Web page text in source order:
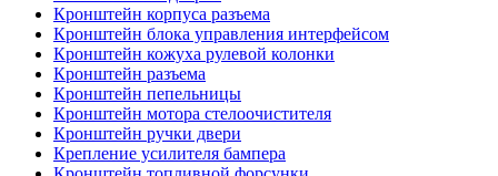
Кронштейн корпуса разъема
Кронштейн блока управления интерфейсом
Кронштейн кожуха рулевой колонки
Кронштейн разъема
Кронштейн пепельницы
Кронштейн мотора стелоочистителя
Кронштейн ручки двери
Крепление усилителя бампера